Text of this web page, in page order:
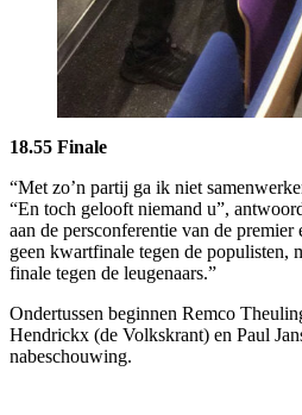
18.55 Finale
“Met zo’n partij ga ik niet
“En toch gelooft niemand u”,
aan de persconferentie van de premier
geen kwartfinale tegen de populisten,
finale tegen de leugenaars.”
Ondertussen beginnen Remco
Hendrickx (de Volkskrant) en Paul
nabeschouwing.